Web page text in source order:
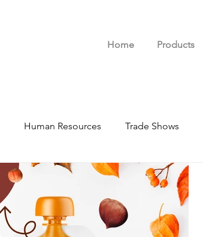
Home Products
Human Resources Trade Shows
Healthy Food